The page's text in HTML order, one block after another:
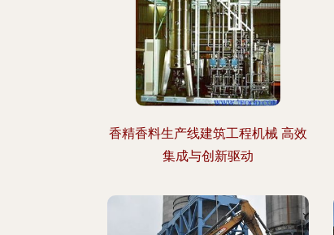
香精香料生产线建筑工程机械 高效
集成与创新驱动